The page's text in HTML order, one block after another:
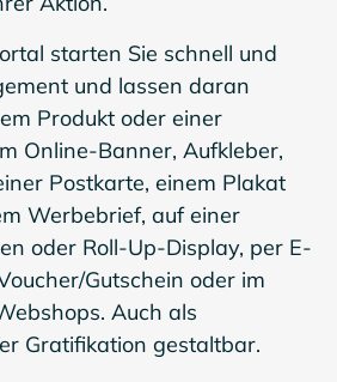
Aktion.
starten Sie schnell und
und lassen daran
Produkt oder einer
Online-Banner, Aufkleber,
Postkarte, einem Plakat
Werbebrief, auf einer
oder Roll-Up-Display, per E-
Gutschein oder im
Auch als
Gratifikation gestaltbar.